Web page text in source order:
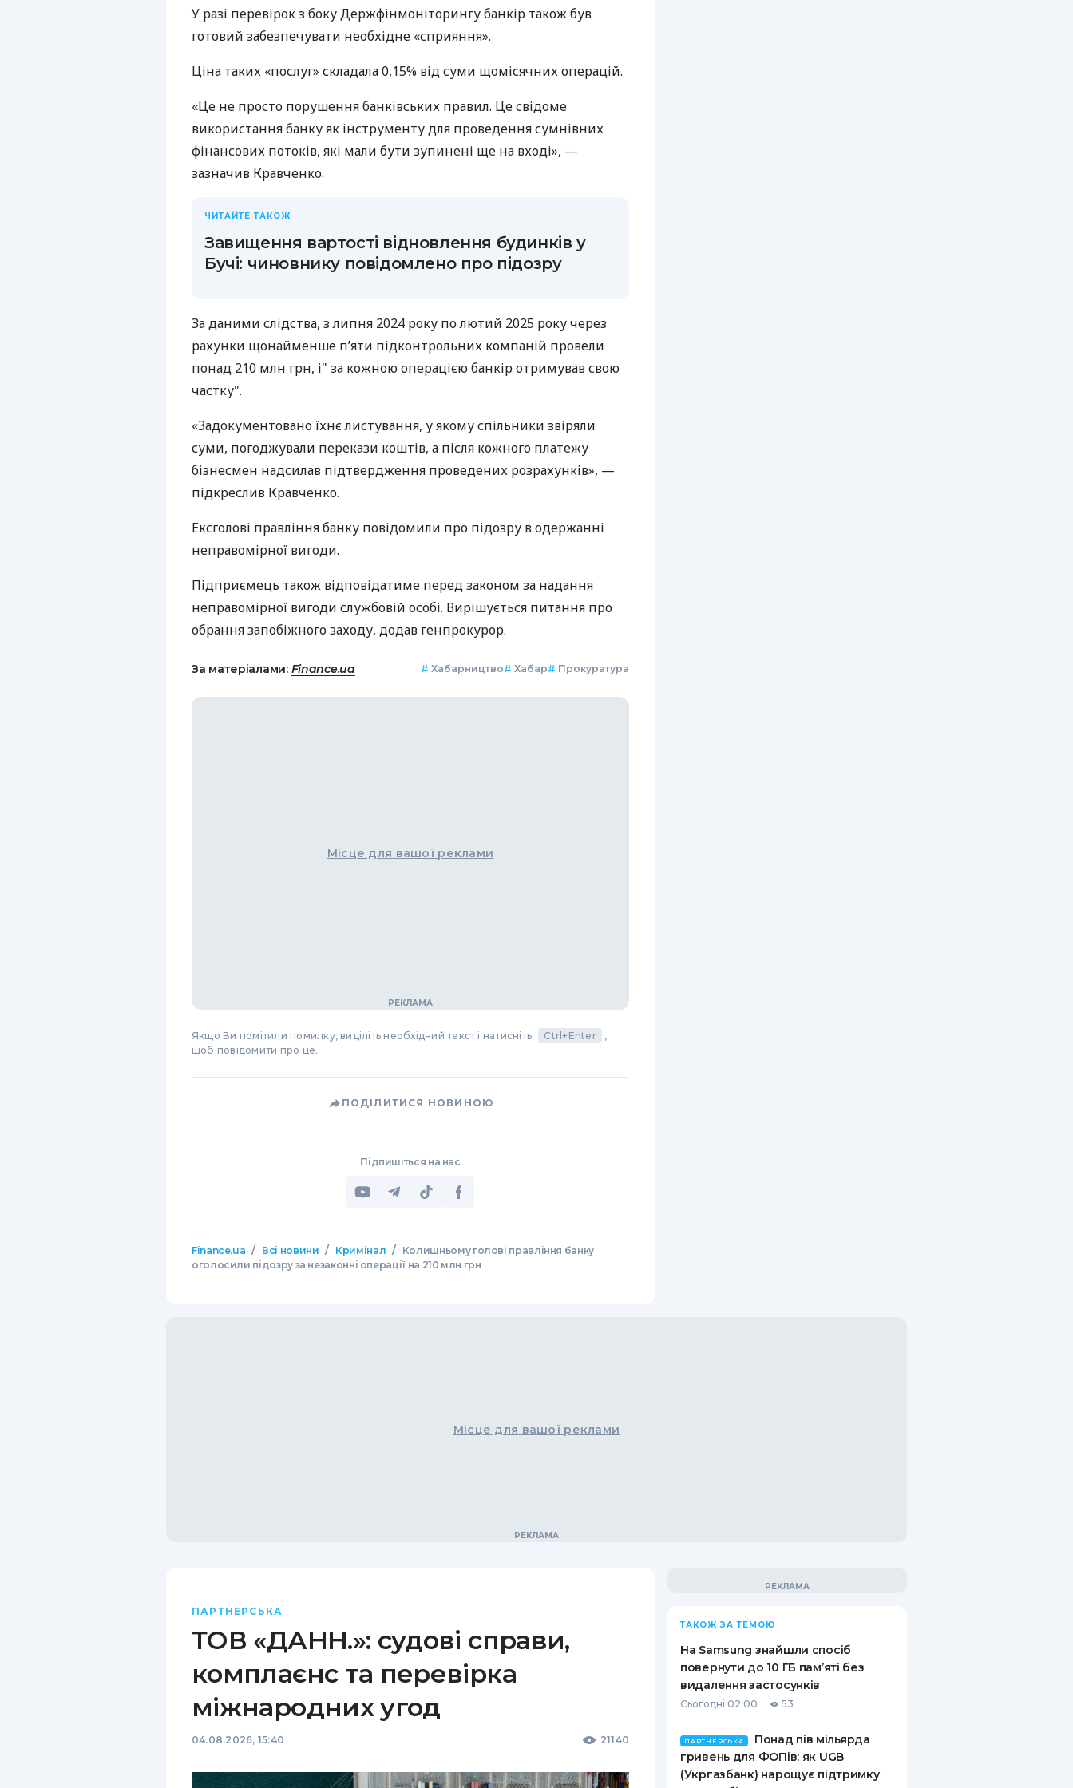
У разі перевірок з боку Держфінмоніторингу банкір також був
готовий забезпечувати необхідне «сприяння».
Ціна таких «послуг» складала 0,15% від суми щомісячних операцій.
«Це не просто порушення банківських правил. Це свідоме
використання банку як інструменту для проведення сумнівних
фінансових потоків, які мали бути зупинені ще на вході», —
зазначив Кравченко.
ЧИТАЙТЕ ТАКОЖ
Завищення вартості відновлення будинків у
Бучі: чиновнику повідомлено про підозру
За даними слідства, з липня 2024 року по лютий 2025 року через
рахунки щонайменше п’яти підконтрольних компаній провели
понад 210 млн грн, і" за кожною операцією банкір отримував свою
частку".
«Задокументовано їхнє листування, у якому спільники звіряли
суми, погоджували перекази коштів, а після кожного платежу
бізнесмен надсилав підтвердження проведених розрахунків», —
підкреслив Кравченко.
Ексголові правління банку повідомили про підозру в одержанні
неправомірної вигоди.
Підприємець також відповідатиме перед законом за надання
неправомірної вигоди службовій особі. Вирішується питання про
обрання запобіжного заходу, додав генпрокурор.
За матеріалами: Finance.ua # Хабарництво# Хабар# Прокуратура
Місце для вашої реклами
Якщо Ви помітили помилку, виділіть необхідний текст і натисніть Ctrl+Enter
,
щоб повідомити про це.
ПОДІЛИТИСЯ НОВИНОЮ
Підпишіться на нас
Finance.ua / Всі новини / Кримінал /
Колишньому голові правління банку
оголосили підозру за незаконні операції на 210 млн грн
Місце для вашої реклами
ПАРТНЕРСЬКА
ТОВ «ДАНН.»: судові справи,
комплаєнс та перевірка
міжнародних угод
04.08.2026, 15:40 21140
ТАКОЖ ЗА ТЕМОЮ
На Samsung знайшли спосіб
повернути до 10 ГБ пам’яті без
видалення застосунків
Сьогодні 02:00 53
ПАРТНЕРСЬКА
Понад пів мільярда
гривень для ФОПів: як UGB
(Укргазбанк) нарощує підтримку